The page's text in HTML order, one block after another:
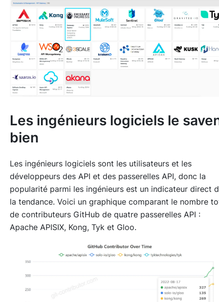
Les ingénieurs logiciels le
bien
Les ingénieurs logiciels sont les utilisateurs et les
développeurs des API et des passerelles API, donc la
popularité parmi les ingénieurs est un indicateur direct
la tendance. Voici un graphique comparant le nombre
de contributeurs GitHub de quatre passerelles API :
Apache APISIX, Kong, Tyk et Gloo.